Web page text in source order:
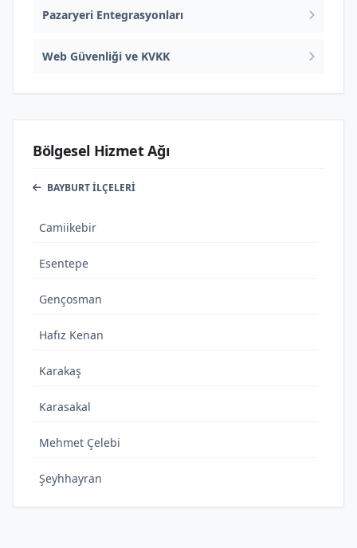
Pazaryeri Entegrasyonları
Web Güvenliği ve KVKK
Bölgesel Hizmet Ağı
BAYBURT İLÇELERI
Camiikebir
Esentepe
Gençosman
Hafız Kenan
Karakaş
Karasakal
Mehmet Çelebi
Şeyhhayran